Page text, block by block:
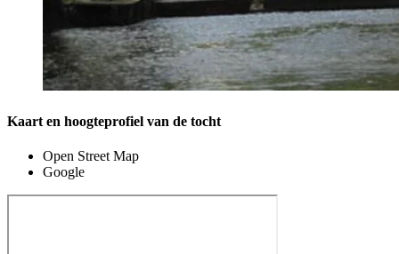
Kaart en hoogteprofiel van de tocht
Open Street Map
Google